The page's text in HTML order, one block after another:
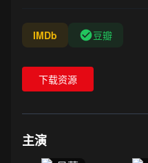
IMDb 豆瓣
下载资源
主演